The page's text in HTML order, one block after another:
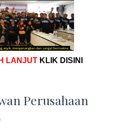
LANJUT KLIK DISINI
Perusahaan